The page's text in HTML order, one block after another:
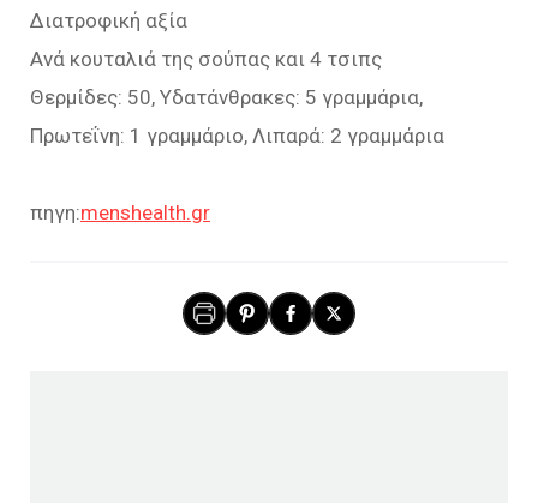
Διατροφική αξία
Aνά κουταλιά της σούπας και 4 τσιπς
Θερμίδες: 50, Υδατάνθρακες: 5 γραμμάρια,
Πρωτεΐνη: 1 γραμμάριo, Λιπαρά: 2 γραμμάρια
πηγη:menshealth.gr